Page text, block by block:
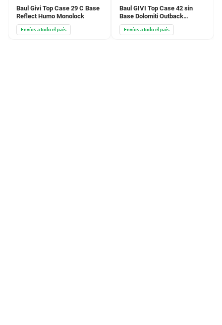
Baul Givi Top Case 29 C Base
Reflect Humo Monolock
Envíos a todo el país
Baul GIVI Top Case 42 sin
Base Dolomiti Outback
Aluminio Negro Cuadrado
Envíos a todo el país